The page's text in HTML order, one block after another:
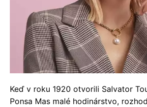
Keď v roku 1920 otvorili Salvator
Ponsa Mas malé hodinárstvo,